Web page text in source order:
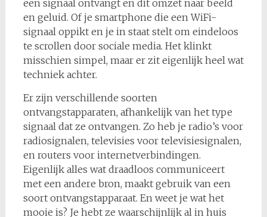
een signaal ontvangt en dit omzet naar beeld
en geluid. Of je smartphone die een WiFi-
signaal oppikt en je in staat stelt om eindeloos
te scrollen door sociale media. Het klinkt
misschien simpel, maar er zit eigenlijk heel wat
techniek achter.
Er zijn verschillende soorten
ontvangstapparaten, afhankelijk van het type
signaal dat ze ontvangen. Zo heb je radio’s voor
radiosignalen, televisies voor televisiesignalen,
en routers voor internetverbindingen.
Eigenlijk alles wat draadloos communiceert
met een andere bron, maakt gebruik van een
soort ontvangstapparaat. En weet je wat het
mooie is? Je hebt ze waarschijnlijk al in huis